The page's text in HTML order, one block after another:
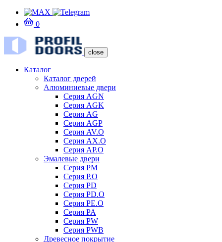
0
close
Каталог
Каталог дверей
Алюминиевые двери
Серия AGN
Серия AGK
Серия AG
Серия AGP
Серия AV.O
Серия AX.O
Серия AP.O
Эмалевые двери
Серия PM
Серия P.O
Серия PD
Серия PD.O
Серия PE.O
Серия PA
Серия PW
Серия PWB
Древесное покрытие